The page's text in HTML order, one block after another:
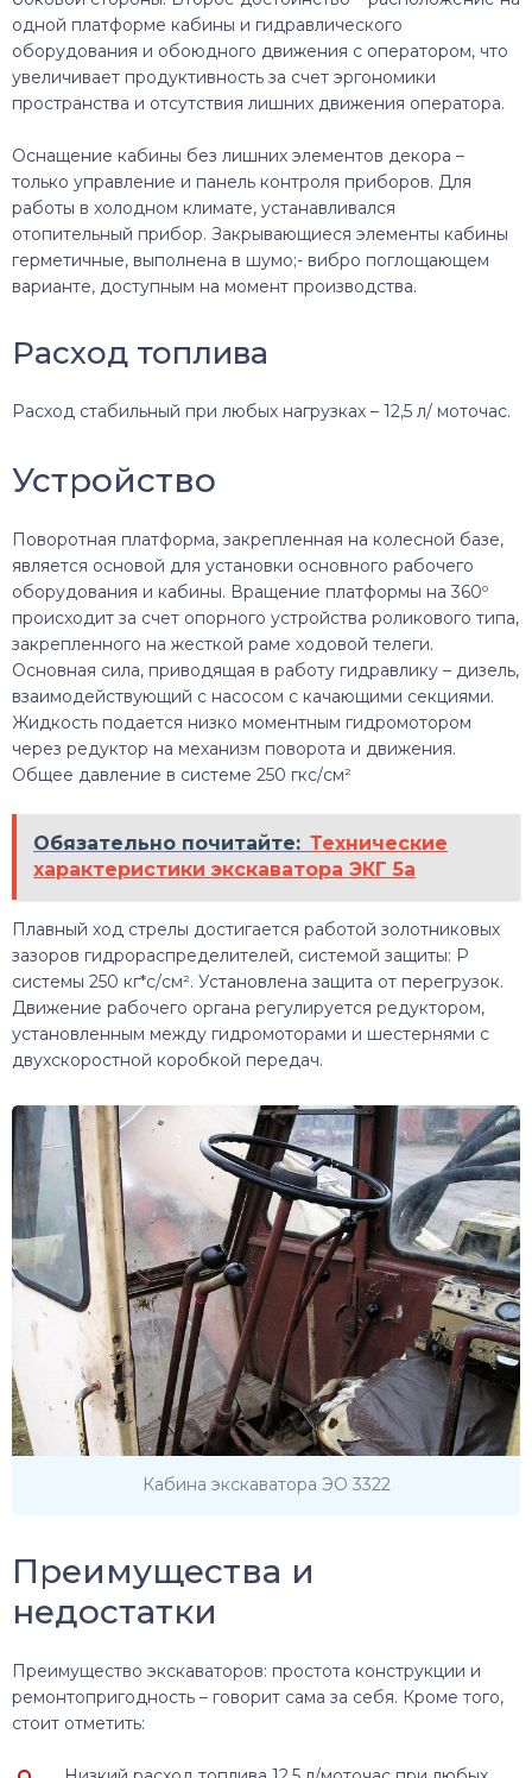
одной платформе кабины и гидравлического
оборудования и обоюдного движения с оператором, что
увеличивает продуктивность за счет эргономики
пространства и отсутствия лишних движения оператора.
Оснащение кабины без лишних элементов декора –
только управление и панель контроля приборов. Для
работы в холодном климате, устанавливался
отопительный прибор. Закрывающиеся элементы кабины
герметичные, выполнена в шумо;- вибро поглощающем
варианте, доступным на момент производства.
Расход топлива
Расход стабильный при любых нагрузках – 12,5 л/ моточас.
Устройство
Поворотная платформа, закрепленная на колесной базе,
является основой для установки основного рабочего
оборудования и кабины. Вращение платформы на 360º
происходит за счет опорного устройства роликового типа,
закрепленного на жесткой раме ходовой телеги.
Основная сила, приводящая в работу гидравлику – дизель,
взаимодействующий с насосом с качающими секциями.
Жидкость подается низко моментным гидромотором
через редуктор на механизм поворота и движения.
Общее давление в системе 250 гкс/см²
Обязательно почитайте: Технические
характеристики экскаватора ЭКГ 5а
Плавный ход стрелы достигается работой золотниковых
зазоров гидрораспределителей, системой защиты: Р
системы 250 кг*с/см². Установлена защита от перегрузок.
Движение рабочего органа регулируется редуктором,
установленным между гидромоторами и шестернями с
двухскоростной коробкой передач.
Кабина экскаватора ЭО 3322
Преимущества и
недостатки
Преимущество экскаваторов: простота конструкции и
ремонтопригодность – говорит сама за себя. Кроме того,
стоит отметить: